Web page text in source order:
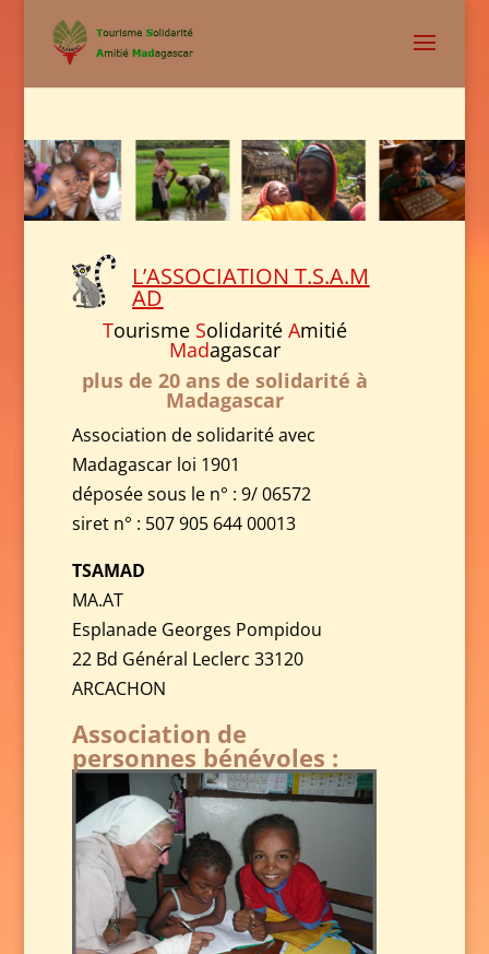
L’ASSOCIATION T.S.A.M
AD
TourismeSolidaritéAmitié
Madagascar
plus de 20 ans de solidarité à
Madagascar
Association de solidarité avec
Madagascar loi 1901
déposée sous le n° : 9/ 06572
siret n° : 507 905 644 00013
TSAMAD
MA.AT
Esplanade Georges Pompidou
22 Bd Général Leclerc 33120
ARCACHON
Association de
personnes bénévoles :